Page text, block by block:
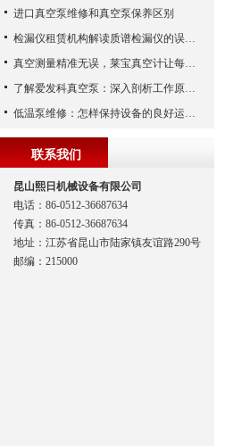
进口真空泵维修和真空泵保养区别
检漏仪租赁机构解读质谱检漏仪的误差来源
真空测量精准无误，莱宝真空计让每个细节尽在掌握
了解爱发科真空泵：深入剖析工作原理与特点
低温泵维修：怎样保持设备的良好运行状态
联系我们
昆山熙日机械设备有限公司
电话：86-0512-36687634
传真：86-0512-36687634
地址：江苏省昆山市陆家镇友谊路290号
邮编：215000